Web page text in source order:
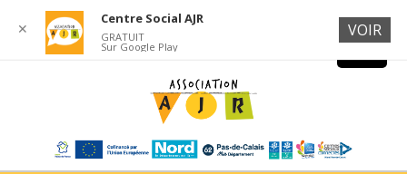
✕
Centre Social AJR
GRATUIT
Sur Google Play
VOIR